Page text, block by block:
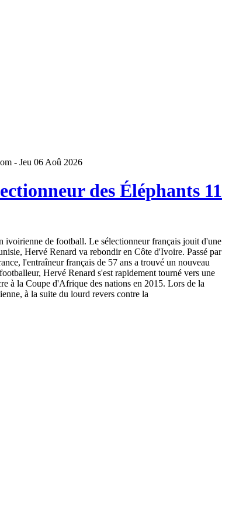
- Jeu 06 Aoû 2026
des Éléphants 11
ivoirienne de football. Le sélectionneur français jouit d'une
Hervé Renard va rebondir en Côte d'Ivoire. Passé par
l'entraîneur français de 57 ans a trouvé un nouveau
Hervé Renard s'est rapidement tourné vers une
à la Coupe d'Afrique des nations en 2015. Lors de la
à la suite du lourd revers contre la